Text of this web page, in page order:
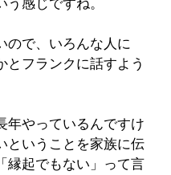
感じですね。
ので、いろんな人に
とフランクに話すよう
年やっているんですけ
ということを家族に伝
縁起でもない」って言